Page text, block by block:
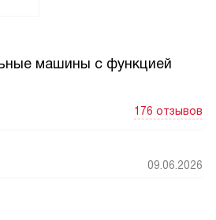
машины с функцией
176 отзывов
09.06.2026